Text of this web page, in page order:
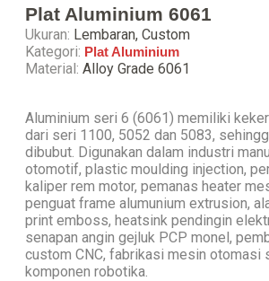
Plat Aluminium 6061
Ukuran: Lembaran, Custom
Kategori: Plat Aluminium
Material: Alloy Grade 6061
Aluminium seri 6 (6061) memiliki
dari seri 1100, 5052 dan 5083,
dibubut. Digunakan dalam industri
otomotif, plastic moulding injection,
kaliper rem motor, pemanas heater
penguat frame alumunium extrusion,
print emboss, heatsink pendingin
senapan angin gejluk PCP monel,
custom CNC, fabrikasi mesin otomasi
komponen robotika.